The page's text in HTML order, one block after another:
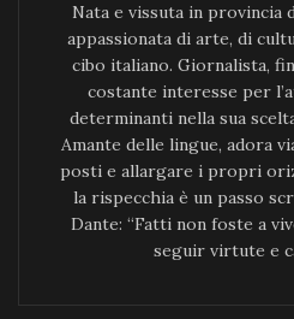
Nata e vissuta in provincia
appassionata di arte, di
cibo italiano. Giornalista,
costante interesse per
determinanti nella sua
Amante delle lingue, adora
posti e allargare i propri
la rispecchia è un passo
Dante: “Fatti non foste a
seguir virtute e